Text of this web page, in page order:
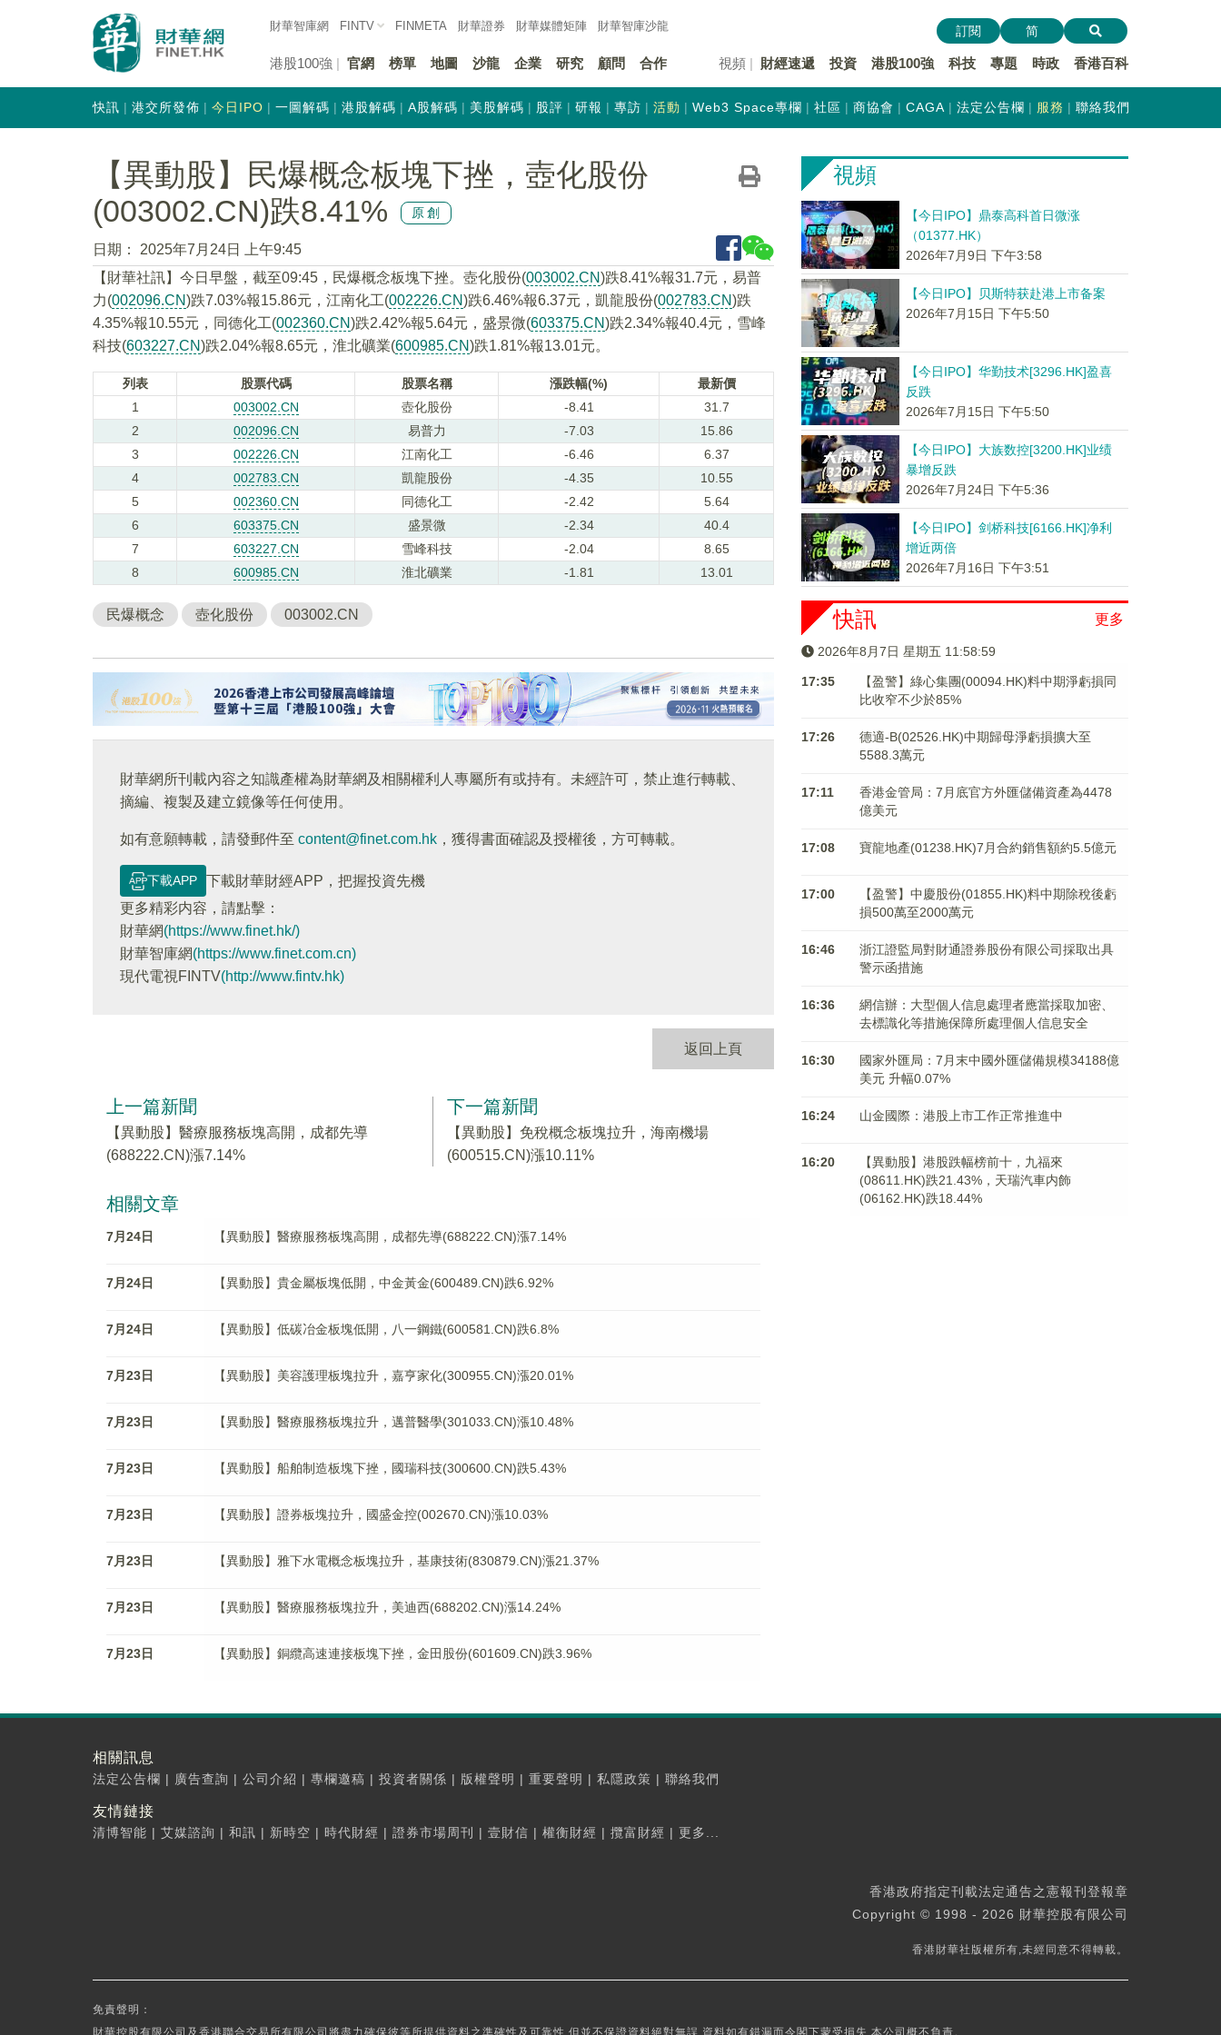
財華智庫網 FINTV FINMETA 財華證券 財華媒體矩陣 財華智庫沙龍
港股100強 官網 榜單 地圖 沙龍 企業 研究 顧問 合作 視頻 財經速遞 投資 港股100強 科技 專題 時政 香港百科
訂閱 简
快訊 港交所發佈 今日IPO 一圖解碼 港股解碼 A股解碼 美股解碼 股評 研報 專訪 活動 Web3 Space專欄 社區 商協會 CAGA 法定公告欄 服務 聯絡我們
【異動股】民爆概念板塊下挫，壺化股份
(003002.CN)跌8.41%
原創
日期：
2025年7月24日 上午9:45
【財華社訊】今日早盤，截至09:45，民爆概念板塊下挫。壺化股份(003002.CN)跌8.41%報31.7元，易普
力(002096.CN)跌7.03%報15.86元，江南化工(002226.CN)跌6.46%報6.37元，凱龍股份(002783.CN)跌
4.35%報10.55元，同德化工(002360.CN)跌2.42%報5.64元，盛景微(603375.CN)跌2.34%報40.4元，雪峰
科技(603227.CN)跌2.04%報8.65元，淮北礦業(600985.CN)跌1.81%報13.01元。
列表 股票代碼 股票名稱 漲跌幅(%)
最新價
1
003002.CN 壺化股份 -8.41
31.7
2
002096.CN 易普力 -7.03
15.86
3
002226.CN 江南化工 -6.46
6.37
4
002783.CN 凱龍股份 -4.35
10.55
5
002360.CN 同德化工 -2.42
5.64
6
603375.CN 盛景微 -2.34
40.4
7
603227.CN 雪峰科技 -2.04
8.65
8
600985.CN 淮北礦業 -1.81 13.01
民爆概念 壺化股份 003002.CN
財華網所刊載內容之知識產權為財華網及相關權利人專屬所有或持有。未經許可，禁止進行轉載、
摘編、複製及建立鏡像等任何使用。
如有意願轉載，請發郵件至 content@finet.com.hk ，獲得書面確認及授權後，方可轉載。
下載APP
下載財華財經APP，把握投資先機
更多精彩内容，請點擊：
財華網(https://www.finet.hk/)
財華智庫網(https://www.finet.com.cn)
現代電視FINTV(http://www.fintv.hk)
返回上頁
上一篇新聞
【異動股】醫療服務板塊高開，成都先導
(688222.CN)漲7.14%
下一篇新聞
【異動股】免稅概念板塊拉升，海南機場
(600515.CN)漲10.11%
相關文章
7月24日 【異動股】醫療服務板塊高開，成都先導(688222.CN)漲7.14%
7月24日 【異動股】貴金屬板塊低開，中金黃金(600489.CN)跌6.92%
7月24日 【異動股】低碳冶金板塊低開，八一鋼鐵(600581.CN)跌6.8%
7月23日 【異動股】美容護理板塊拉升，嘉亨家化(300955.CN)漲20.01%
7月23日 【異動股】醫療服務板塊拉升，邁普醫學(301033.CN)漲10.48%
7月23日 【異動股】船舶制造板塊下挫，國瑞科技(300600.CN)跌5.43%
7月23日 【異動股】證券板塊拉升，國盛金控(002670.CN)漲10.03%
7月23日 【異動股】雅下水電概念板塊拉升，基康技術(830879.CN)漲21.37%
7月23日 【異動股】醫療服務板塊拉升，美迪西(688202.CN)漲14.24%
7月23日 【異動股】銅纜高速連接板塊下挫，金田股份(601609.CN)跌3.96%
視頻
【今日IPO】鼎泰高科首日微涨
（01377.HK）
2026年7月9日 下午3:58
【今日IPO】贝斯特获赴港上市备案
2026年7月15日 下午5:50
【今日IPO】华勤技术[3296.HK]盈喜
反跌
2026年7月15日 下午5:50
【今日IPO】大族数控[3200.HK]业绩
暴增反跌
2026年7月24日 下午5:36
【今日IPO】剑桥科技[6166.HK]净利
增近两倍
2026年7月16日 下午3:51
更多
快訊
2026年8月7日 星期五 11:58:59
17:35
【盈警】綠心集團(00094.HK)料中期淨虧損同
比收窄不少於85%
17:26
德適-B(02526.HK)中期歸母淨虧損擴大至
5588.3萬元
17:11
香港金管局：7月底官方外匯儲備資產為4478
億美元
17:08 寶龍地產(01238.HK)7月合約銷售額約5.5億元
17:00
【盈警】中慶股份(01855.HK)料中期除稅後虧
損500萬至2000萬元
16:46
浙江證監局對財通證券股份有限公司採取出具
警示函措施
16:36
網信辦：大型個人信息處理者應當採取加密、
去標識化等措施保障所處理個人信息安全
16:30
國家外匯局：7月末中國外匯儲備規模34188億
美元 升幅0.07%
16:24 山金國際：港股上市工作正常推進中
16:20
【異動股】港股跌幅榜前十，九福來
(08611.HK)跌21.43%，天瑞汽車内飾
(06162.HK)跌18.44%
相關訊息
法定公告欄 | 廣告查詢 | 公司介紹 | 專欄邀稿 | 投資者關係 | 版權聲明 | 重要聲明 | 私隱政策 | 聯絡我們
友情鏈接
清博智能 | 艾媒諮詢 | 和訊 | 新時空 | 時代財經 | 證券市場周刊 | 壹財信 | 權衡財經 | 攬富財經 | 更多...
香港政府指定刊載法定通告之憲報刊登報章
Copyright © 1998 - 2026 財華控股有限公司
香港財華社版權所有,未經同意不得轉載。
免責聲明：